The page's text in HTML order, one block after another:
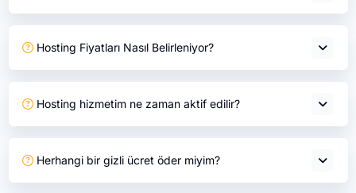
Hosting Fiyatları Nasıl Belirleniyor?
Hosting hizmetim ne zaman aktif edilir?
Herhangi bir gizli ücret öder miyim?